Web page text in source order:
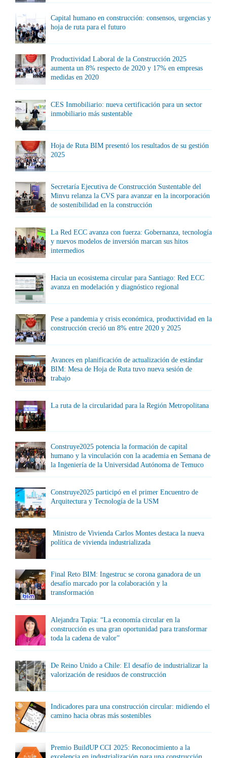
Capital humano en construcción: consensos, urgencias y
hoja de ruta para el futuro
Productividad Laboral de la Construcción 2025
aumenta un 8% respecto de 2020 y 17% en empresas
medidas en 2020
CES Inmobiliario: nueva certificación para un sector
inmobiliario más sustentable
Hoja de Ruta BIM presentó los resultados de su gestión
2025
Secretaría Ejecutiva de Construcción Sustentable del
Minvu relanza la CVS para avanzar en la incorporación
de sostenibilidad en la construcción
La Red ECC avanza con fuerza: Gobernanza, tecnología
y nuevos modelos de inversión marcan sus hitos
intermedios
Hacia un ecosistema circular para Santiago: Red ECC
avanza en modelación y diagnóstico regional
Pese a pandemia y crisis económica, productividad en la
construcción creció un 8% entre 2020 y 2025
Avances en planificación de actualización de estándar
BIM: Mesa de Hoja de Ruta tuvo nueva sesión de
trabajo
La ruta de la circularidad para la Región Metropolitana
Construye2025 potencia la formación de capital
humano y la vinculación con la academia en Semana de
la Ingeniería de la Universidad Autónoma de Temuco
Construye2025 participó en el primer Encuentro de
Arquitectura y Tecnología de la USM
Ministro de Vivienda Carlos Montes destaca la nueva
política de vivienda industrializada
Final Reto BIM: Ingestruc se corona ganadora de un
desafío marcado por la colaboración y la
transformación
Alejandra Tapia: “La economía circular en la
construcción es una gran oportunidad para transformar
toda la cadena de valor”
De Reino Unido a Chile: El desafío de industrializar la
valorización de residuos de construcción
Indicadores para una construcción circular: midiendo el
camino hacia obras más sostenibles
Premio BuildUP CCI 2025: Reconocimiento a la